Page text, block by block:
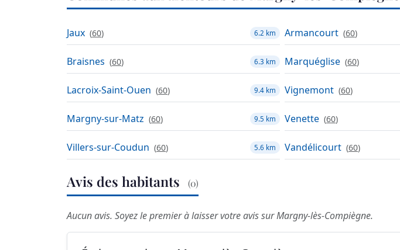
Jaux (60) 6.2 km Armancourt (60)
Braisnes (60) 6.3 km Marquéglise (60)
Lacroix-Saint-Ouen (60) 9.4 km Vignemont (60)
Margny-sur-Matz (60) 9.5 km Venette (60)
Villers-sur-Coudun (60) 5.6 km Vandélicourt (60)
Avis des habitants (0)
Aucun avis. Soyez le premier à laisser votre avis sur Margny-lès-Compiègne.